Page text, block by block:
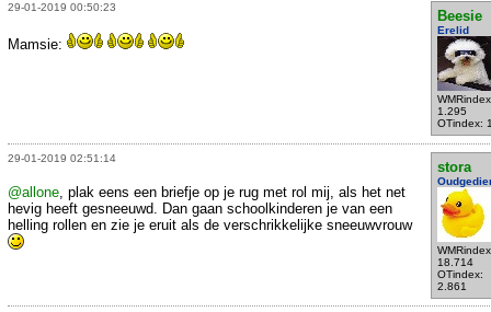
29-01-2019 00:50:23
Beesie
Erelid
1.295
OTindex:
Mamsie:
29-01-2019 02:51:14
stora
18.714
OTindex:
2.861
@allone , plak eens een briefje op je rug met rol mij, als het net
hevig heeft gesneeuwd. Dan gaan schoolkinderen je van een
helling rollen en zie je eruit als de verschrikkelijke sneeuwvrouw